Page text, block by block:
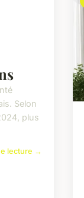
Selon
plus
lecture →